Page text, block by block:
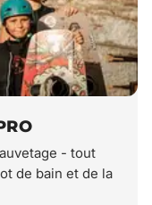
- tout
de bain et de la